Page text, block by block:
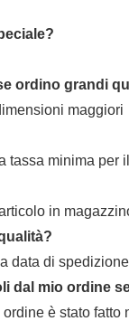
ordino grandi
maggiori
tassa minima per
in
data di
dal mio ordine
è stato